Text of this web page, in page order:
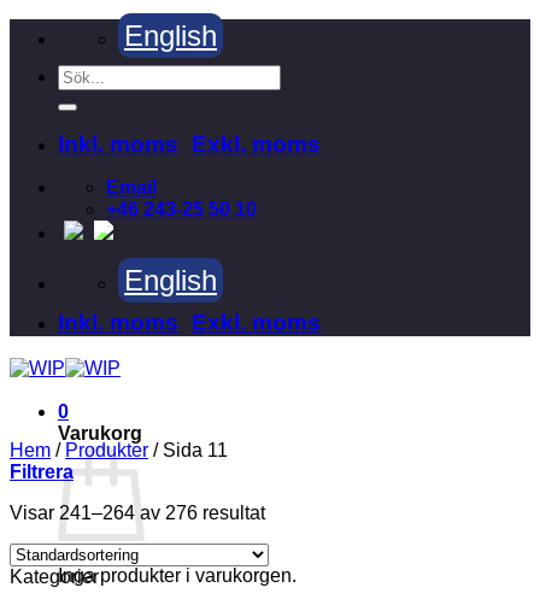
content
English
Sök
efter:
Inkl. moms Exkl. moms
Email
+46 243-25 50 10
English
Inkl. moms Exkl. moms
0
Varukorg
Inga produkter i varukorgen.
Hem / Produkter /Sida 11
Filtrera
Visar 241–264 av 276 resultat
Kategorier